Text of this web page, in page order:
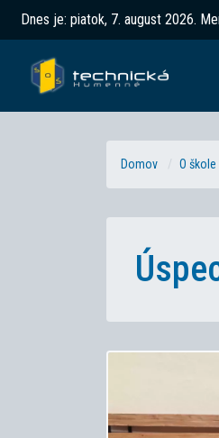
Dnes je: piatok, 7. august 2026.
Domov O škole